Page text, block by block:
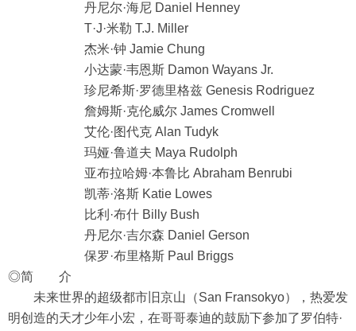
丹尼尔·海尼 Daniel Henney
T·J·米勒 T.J. Miller
杰米·钟 Jamie Chung
小达蒙·韦恩斯 Damon Wayans Jr.
珍尼希斯·罗德里格兹 Genesis Rodriguez
詹姆斯·克伦威尔 James Cromwell
艾伦·图代克 Alan Tudyk
玛娅·鲁道夫 Maya Rudolph
亚布拉哈姆·本鲁比 Abraham Benrubi
凯蒂·洛斯 Katie Lowes
比利·布什 Billy Bush
丹尼尔·吉尔森 Daniel Gerson
保罗·布里格斯 Paul Briggs
◎简 介
未来世界的超级都市旧京山（San Fransokyo），热爱发
明创造的天才少年小宏，在哥哥泰迪的鼓励下参加了罗伯特·